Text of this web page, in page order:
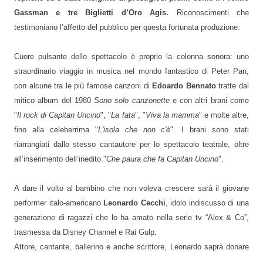
Gassman e tre Biglietti d’Oro Agis.
Riconoscimenti che
testimoniano l’affetto del pubblico per questa fortunata produzione.
Cuore pulsante dello spettacolo è proprio la colonna sonora: uno
straordinario viaggio in musica nel mondo fantastico di Peter Pan,
con alcune tra le più famose canzoni di Edoardo Bennatotratte dal
mitico album del 1980Sono solo canzonettee con altri brani come
"Il rock di Capitan Uncino", "La fata", "Viva la mamma" e molte altre,
fino alla celeberrima "L'isola che non c'è". I brani sono stati
riarrangiati dallo stesso cantautore per lo spettacolo teatrale, oltre
all’inserimento dell’inedito "Che paura che fa Capitan Uncino".
A dare il volto al bambino che non voleva crescere sarà il giovane
performer italo-americano Leonardo Cecchi, idolo indiscusso di una
generazione di ragazzi che lo ha amato nella serie tv “Alex & Co”,
trasmessa da Disney Channel e Rai Gulp.
Attore, cantante, ballerino e anche scrittore, Leonardo saprà donare